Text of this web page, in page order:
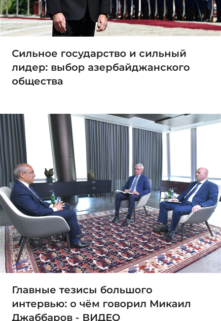
Сильное государство и сильный
лидер: выбор азербайджанского
общества
Главные тезисы большого
интервью: о чём говорил Микаил
Джаббаров - ВИДЕО